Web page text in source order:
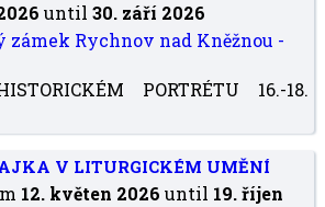
until30. září 2026
zámek Rychnov nad Kněžnou -
PORTRÉTU 16.-18.
V LITURGICKÉM UMĚNÍ
12. květen 2026 until 19. říjen